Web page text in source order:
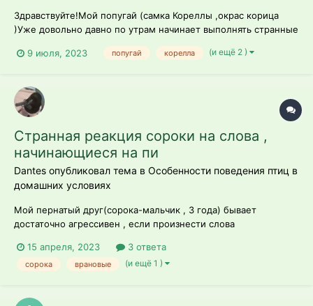
Здравствуйте!Мой попугай (самка Кореллы ,окрас корица
)Уже довольно давно по утрам начинает выполнять странные
крихтя кричать.Помогите пожалуйста
9 июля, 2023 попугай корелла (и ещё 2 )
Странная реакция сороки на слова ,
начинающиеся на пи
Dantes опубликовал тема в Особенности поведения птиц в
домашних условиях
Мой пернатый друг(сорока-мальчик , 3 года) бывает
достаточно агрессивен , если произнести слова
при повторении , может перерости в агрессию (издает
характерное карканье и кусается ).Подскажите пожалуйста ,с
15 апреля, 2023 3 ответа
сорока врановые (и ещё 1 )